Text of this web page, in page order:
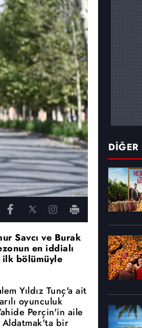
Savcı ve Burak
en iddialı
ilk bölümüyle
Yıldız Tunç'a ait
oyunculuk
Perçin'in aile
Aldatmak'ta bir
DİĞER